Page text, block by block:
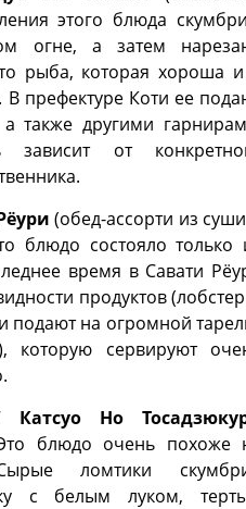
этого блюда
огне, а затем
рыба, которая хороша
префектуре Коти ее
также другими
зависит от
(обед-ассорти из
блюдо состояло только
время в Савати
продуктов
подают на огромной
которую сервируют
Катсуо Но
блюдо очень похоже
ломтики
с белым луком,